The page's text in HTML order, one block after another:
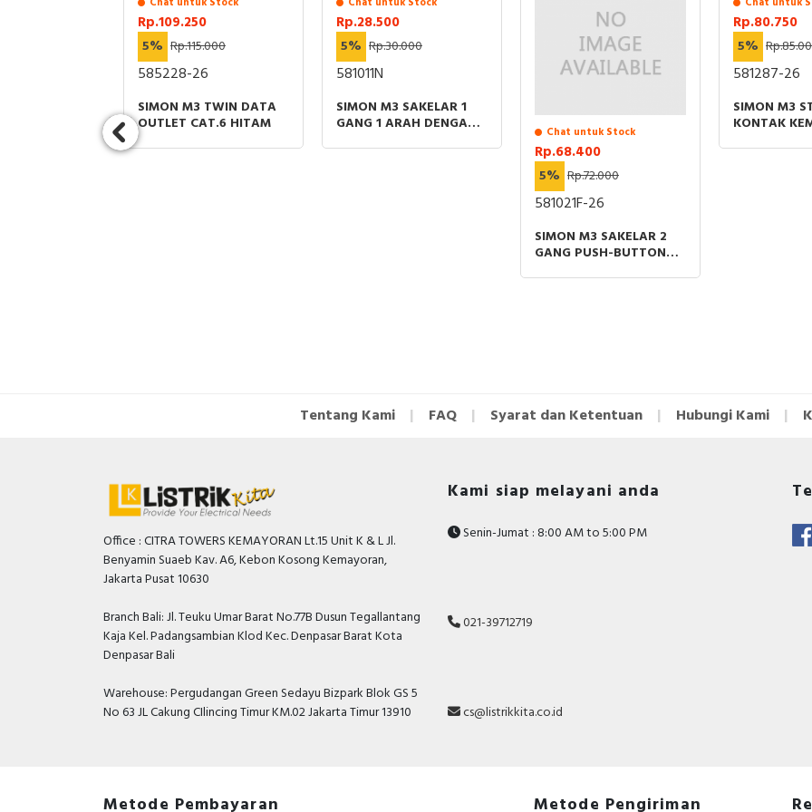
• Standar Umum: IEC / Standar Kelistrikan Industri
Rp.109.250
5% Rp.115.000
585228-26
SIMON M3 TWIN DATA
OUTLET CAT.6 HITAM
Rp.28.500
5% Rp.30.000
581011N
SIMON M3 SAKELAR 1
GANG 1 ARAH DENGAN Chat untuk Stock
Rp.68.400
5% Rp.72.000
581021F-26
SIMON M3 SAKELAR 2
GANG PUSH-BUTTON
Rp.80.750
5%
581287-26
SIMON M3
KONTAK
Tentang Kami FAQ Syarat dan Ketentuan Hubungi Kami
Office : CITRA TOWERS KEMAYORAN Lt.15 Unit K & L Jl.
Benyamin Suaeb Kav. A6, Kebon Kosong Kemayoran,
Jakarta Pusat 10630
Branch Bali: Jl. Teuku Umar Barat No.77B Dusun Tegallantang
Kaja Kel. Padangsambian Klod Kec. Denpasar Barat Kota
Denpasar Bali
Warehouse: Pergudangan Green Sedayu Bizpark Blok GS 5
No 63 JL Cakung CIlincing Timur KM.02 Jakarta Timur 13910
Kami siap melayani anda
Senin-Jumat : 8:00 AM to 5:00 PM
021-39712719
cs@listrikkita.co.id
Metode Pembayaran Metode Pengiriman